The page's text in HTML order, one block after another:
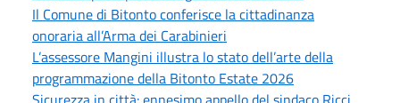
Il Comune di Bitonto conferisce la cittadinanza
onoraria all’Arma dei Carabinieri
L’assessore Mangini illustra lo stato dell’arte della
programmazione della Bitonto Estate 2026